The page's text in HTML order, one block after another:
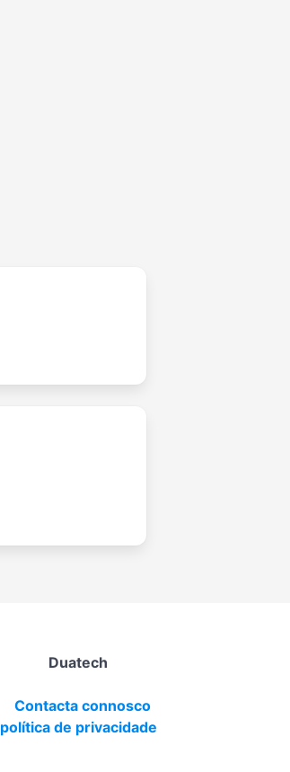
Duatech
Contacta connosco
política de privacidade